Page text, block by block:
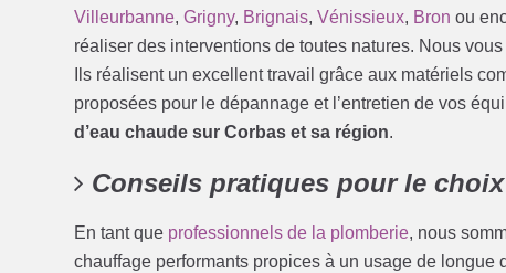
Villeurbanne,Grigny, Brignais,Vénissieux, Bron ou
réaliser des interventions de toutes natures. Nous
Ils réalisent un excellent travail grâce aux matériels
proposées pour le dépannage et l’entretien de vos
d’eau chaude sur Corbas et sa région.
Conseils pratiques pour le
En tant que professionnels de la plomberie, nous
chauffage performants propices à un usage de